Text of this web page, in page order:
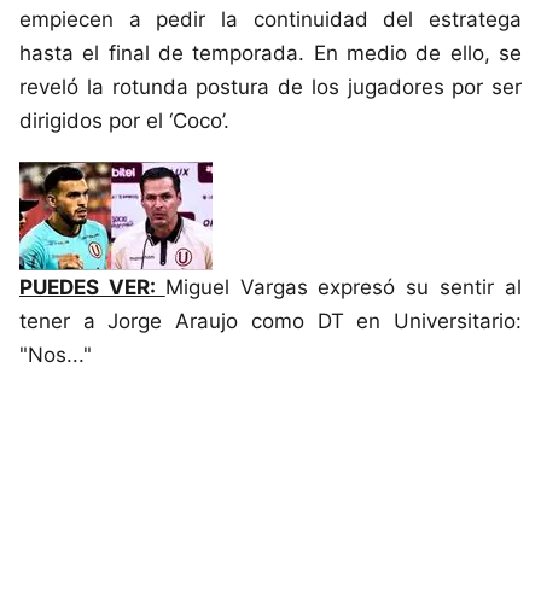
empiecen a pedir la continuidad del estratega
hasta el final de temporada. En medio de ello, se
reveló la rotunda postura de los jugadores por ser
dirigidos por el ‘Coco’.
PUEDES VER: Miguel Vargas expresó su sentir al
tener a Jorge Araujo como DT en Universitario:
"Nos..."